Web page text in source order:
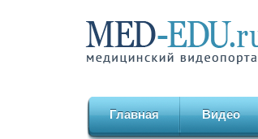
Главная Видео